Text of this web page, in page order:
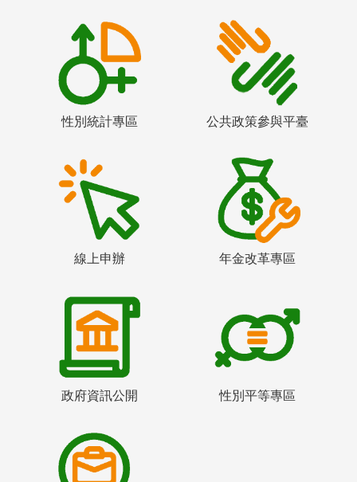
性別統計專區 公共政策參與平臺
線上申辦 年金改革專區
政府資訊公開 性別平等專區